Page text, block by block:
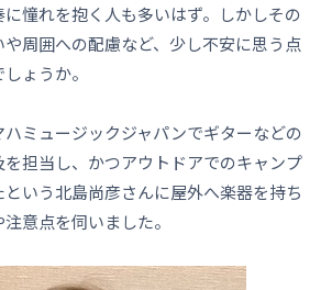
憧れを抱く人も多いはず。しかしその
周囲への配慮など、少し不安に思う点
ょうか。
ミュージックジャパンでギターなどの
担当し、かつアウトドアでのキャンプ
いう北島尚彦さんに屋外へ楽器を持ち
意点を伺いました。